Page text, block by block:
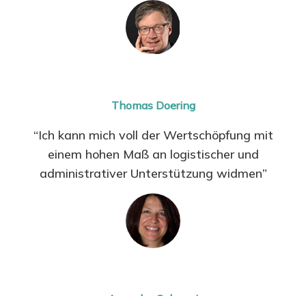
Thomas Doering
“Ich kann mich voll der Wertschöpfung mit
einem hohen Maß an logistischer und
administrativer Unterstützung widmen”